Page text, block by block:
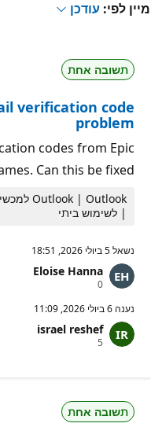
מיין לפי: עודכן
תשובה אחת
verification code
problem
codes from Epic
Can this be fixed?
| לשימוש ביתי
נשאל5 ביולי 2026, 18:51
Eloise Hanna
0
נ
ו
ו
ת
ט
י
ן
נענה6 ביולי 2026, 11:09
israel reshef
5
ת
מ
ו
תשובה אחת